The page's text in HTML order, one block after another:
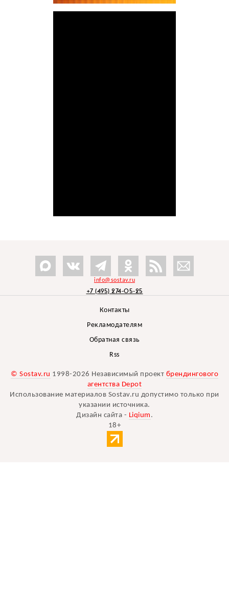
info@sostav.ru
+7 (495) 274-05-25
Контакты
Рекламодателям
Обратная связь
Rss
© Sostav.ru 1998-2026 Независимый проект брендингового
агентства Depot
Использование материалов Sostav.ru допустимо только при
указании источника.
Дизайн сайта - Liqium .
18+